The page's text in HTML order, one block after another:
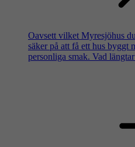
Oavsett vilket Myresjöhus
säker på att få ett hus byggt
personliga smak. Vad